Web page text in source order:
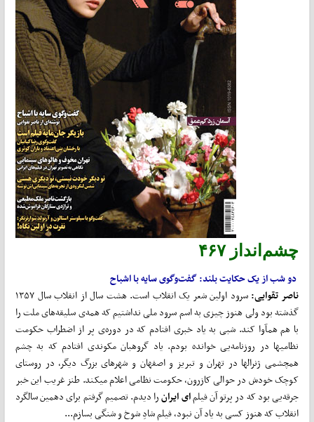
چشم‌انداز ۴۶۷
دو شب از یک حکایت بلند:گفت‌وگوی سایه با اشباح
ناصر تقوایی:
سرود اولین شعر یک انقلاب است. هشت سال از انقلاب سال ۱۳۵۷
گذشته بود ولی هنوز چیزی به اسم سرود ملی نداشتیم که همه‌ی سلیقه‌های ملت را
با هم همآوا کند. شبی به یاد خبری افتادم که در دوره‌ی پر از اضطراب حکومت
نظامیها در روزنامه‌یی خوانده بودم. یاد گروهبان مکوندی افتادم که به چشم
همچشمی ژنرالها در تهران و تبریز و اصفهان و شهرهای بزرگ دیگر، در روستای
کوچک خودش در حوالی کازرون، حکومت نظامی اعلام میکند. طنز غریب این خبر
جرقه‌یی بود که در پرتو آن فیلمای ایرانرا دیدم. تصمیم گرفتم برای دهمین سالگرد
انقلاب که هنوز کسی به یاد آن نبود، فیلم شادِ شوخ و شنگی بسازم...